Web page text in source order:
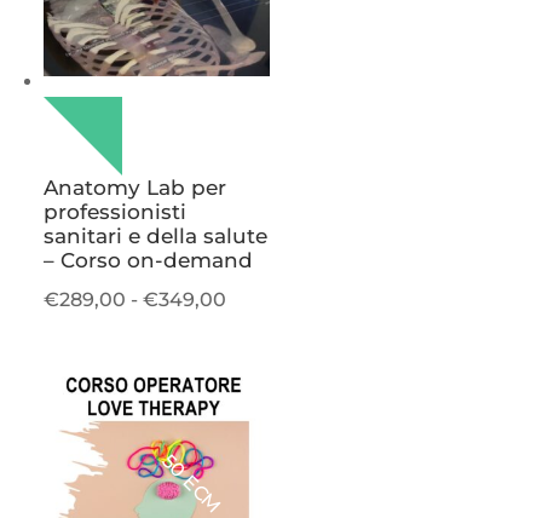
Anatomy Lab per
professionisti
sanitari e della salute
– Corso on-demand
€289,00 - €349,00
da
€289,00
50 ECM